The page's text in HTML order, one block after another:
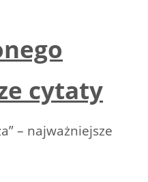
cytaty
– najważniejsze